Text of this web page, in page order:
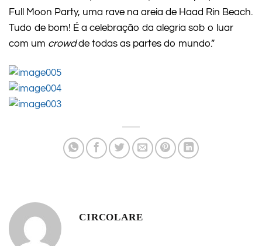
Full Moon Party, uma rave na areia de Haad Rin Beach.
Tudo de bom! É a celebração da alegria sob o luar
com um crowdde todas as partes do mundo.”
CIRCOLARE